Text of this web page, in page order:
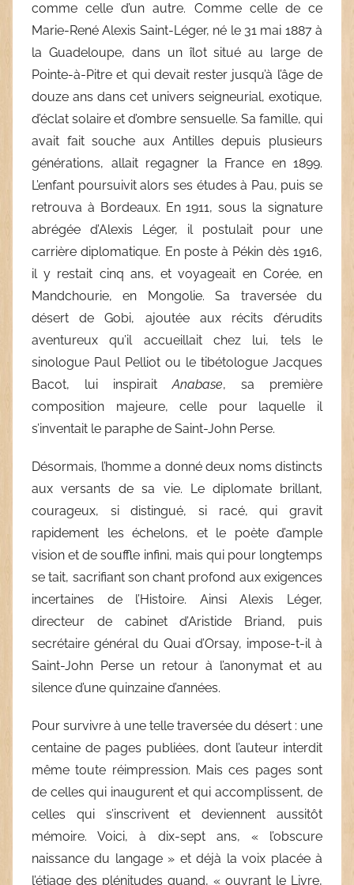
comme celle d’un autre. Comme celle de ce
Marie-René Alexis Saint-Léger, né le 31 mai 1887 à
la Guadeloupe, dans un îlot situé au large de
Pointe-à-Pitre et qui devait rester jusqu’à l’âge de
douze ans dans cet univers seigneurial, exotique,
d’éclat solaire et d’ombre sensuelle. Sa famille, qui
avait fait souche aux Antilles depuis plusieurs
générations, allait regagner la France en 1899.
L’enfant poursuivit alors ses études à Pau, puis se
retrouva à Bordeaux. En 1911, sous la signature
abrégée d’Alexis Léger, il postulait pour une
carrière diplomatique. En poste à Pékin dès 1916,
il y restait cinq ans, et voyageait en Corée, en
Mandchourie, en Mongolie. Sa traversée du
désert de Gobi, ajoutée aux récits d’érudits
aventureux qu’il accueillait chez lui, tels le
sinologue Paul Pelliot ou le tibétologue Jacques
Bacot, lui inspiraitAnabase, sa première
composition majeure, celle pour laquelle il
s’inventait le paraphe de Saint-John Perse.
Désormais, l’homme a donné deux noms distincts
aux versants de sa vie. Le diplomate brillant,
courageux, si distingué, si racé, qui gravit
rapidement les échelons, et le poète d’ample
vision et de souffle infini, mais qui pour longtemps
se tait, sacrifiant son chant profond aux exigences
incertaines de l’Histoire. Ainsi Alexis Léger,
directeur de cabinet d’Aristide Briand, puis
secrétaire général du Quai d’Orsay, impose-t-il à
Saint-John Perse un retour à l’anonymat et au
silence d’une quinzaine d’années.
Pour survivre à une telle traversée du désert : une
centaine de pages publiées, dont l’auteur interdit
même toute réimpression. Mais ces pages sont
de celles qui inaugurent et qui accomplissent, de
celles qui s’inscrivent et deviennent aussitôt
mémoire. Voici, à dix-sept ans, « l’obscure
naissance du langage » et déjà la voix placée à
l’étiage des plénitudes quand, « ouvrant le Livre,